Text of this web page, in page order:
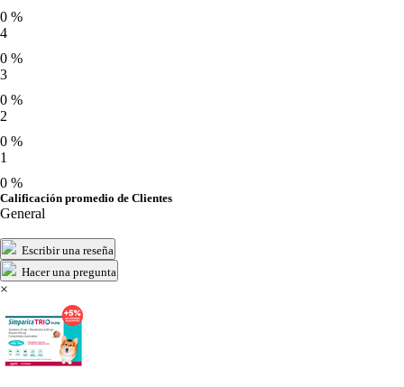
0 %
4
0 %
3
0 %
2
0 %
1
0 %
Calificación promedio de Clientes
General
Escribir una reseña
Hacer una pregunta
×